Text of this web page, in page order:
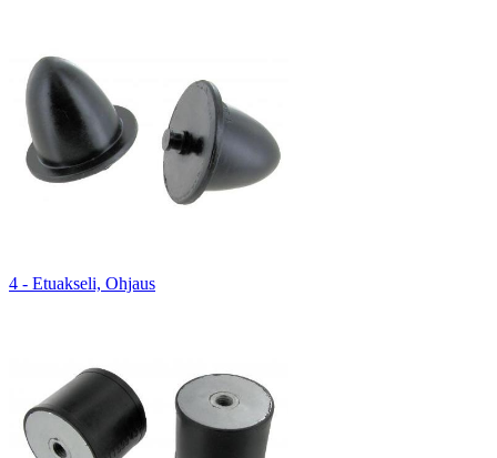
4 - Etuakseli, Ohjaus